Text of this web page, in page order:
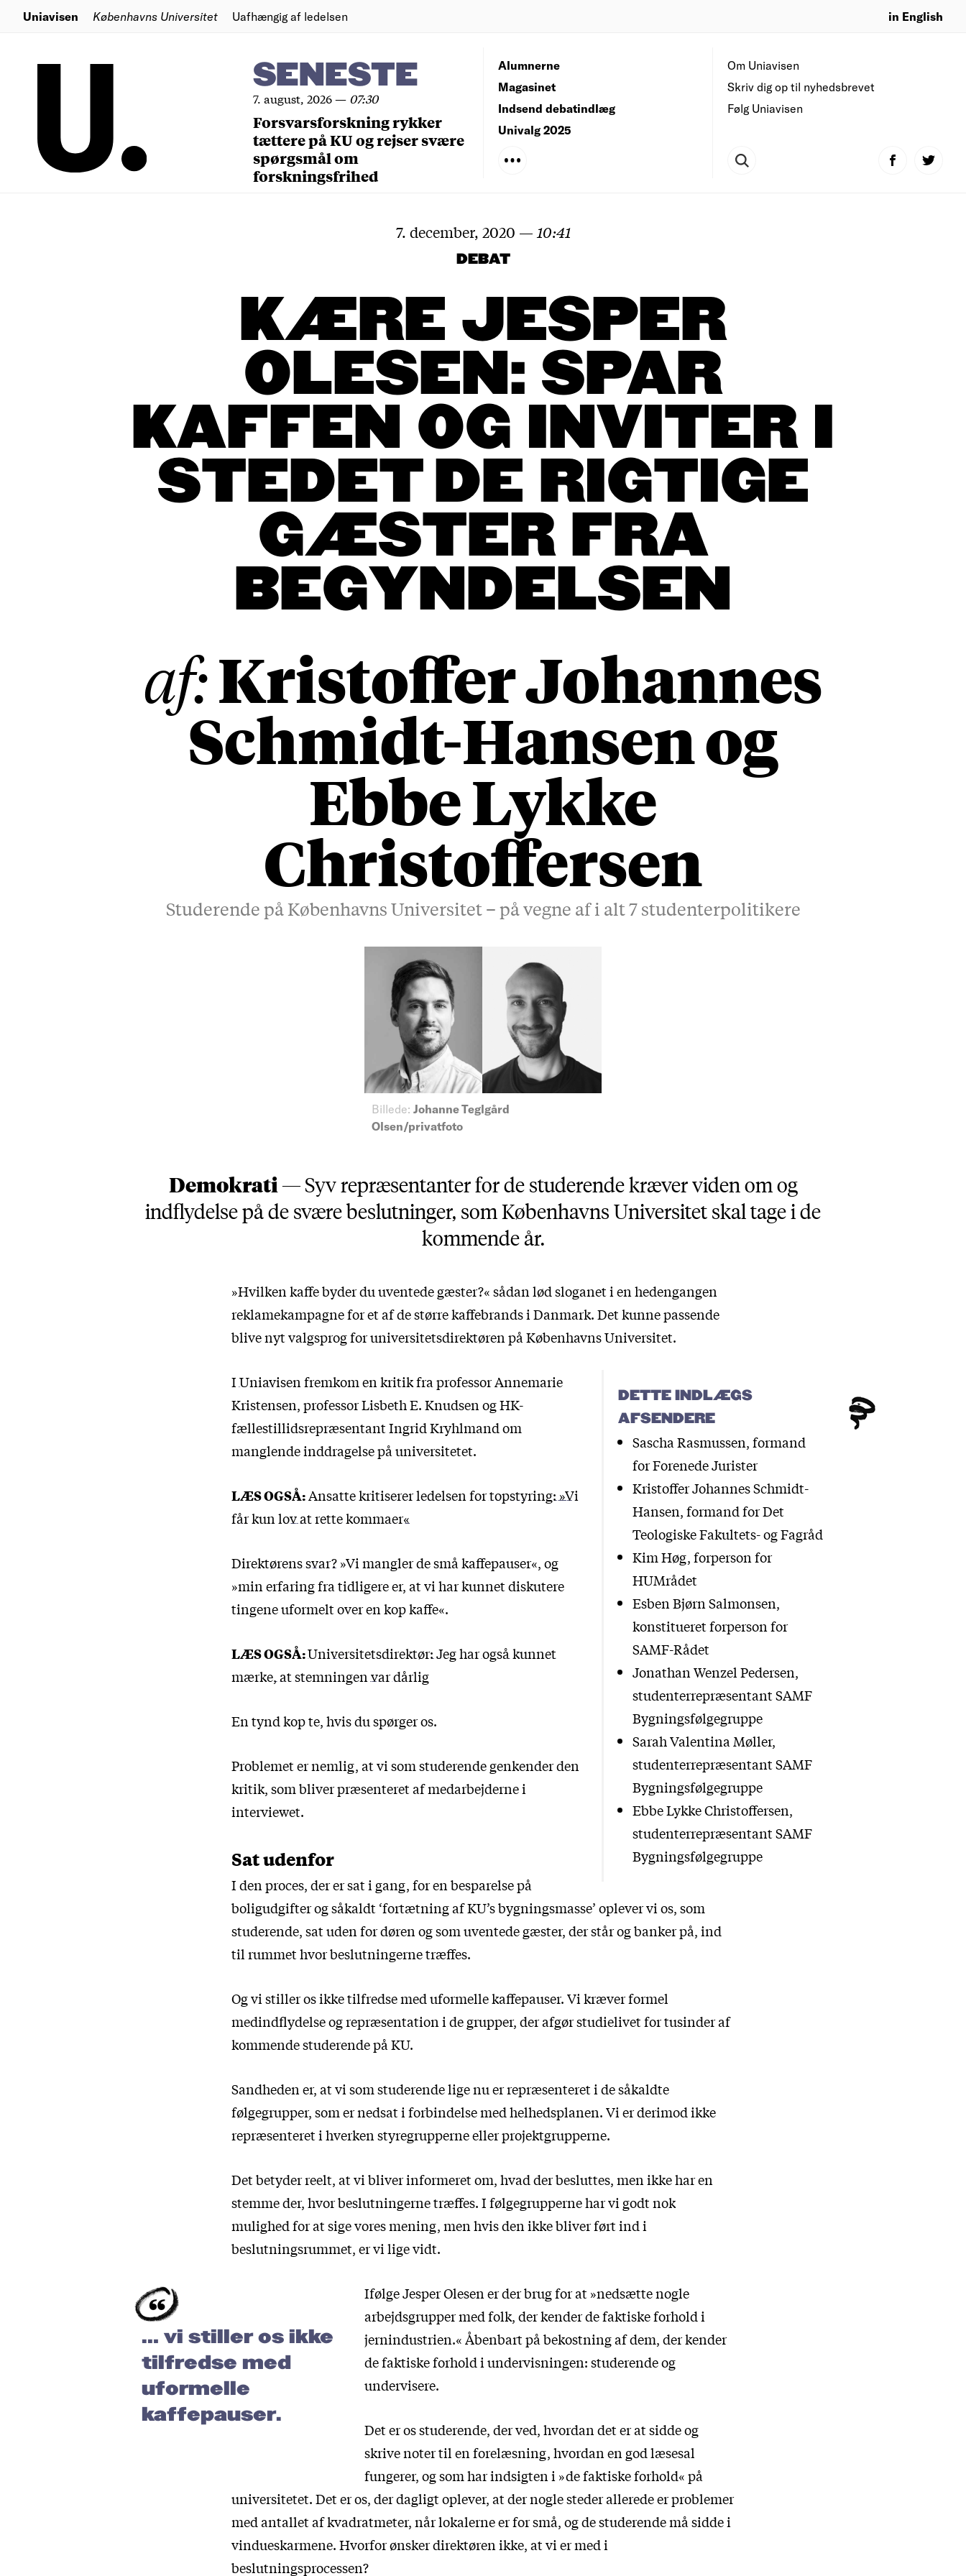
Uniavisen Københavns Universitet Uafhængig af ledelsen in English
SENESTE
7. august, 2026— 07:30
Forsvarsforskning rykker
tættere på KU og rejser svære
spørgsmål om
forskningsfrihed
Om Uniavisen
Skriv dig op til nyhedsbrevet
Følg Uniavisen
Alumnerne
Magasinet
Indsend debatindlæg
Univalg 2025
7. december, 2020 — 10:41
DEBAT
KÆRE JESPER
OLESEN: SPAR
KAFFEN OG INVITER I
STEDET DE RIGTIGE
GÆSTER FRA
BEGYNDELSEN
af:Kristoffer Johannes
Schmidt-Hansen og
Ebbe Lykke
Christoffersen
Studerende på Københavns Universitet – på vegne af i alt 7 studenterpolitikere
Billede: Johanne Teglgård
Olsen/privatfoto
Demokrati — Syv repræsentanter for de studerende kræver viden om og
indflydelse på de svære beslutninger, som Københavns Universitet skal tage i de
kommende år.
»Hvilken kaffe byder du uventede gæster?« sådan lød sloganet i en hedengangen
reklamekampagne for et af de større kaffebrands i Danmark. Det kunne passende
blive nyt valgsprog for universitetsdirektøren på Københavns Universitet.
DETTE INDLÆGS
AFSENDERE
Sascha Rasmussen, formand
for Forenede Jurister
Kristoffer Johannes Schmidt-
Hansen, formand for Det
Teologiske Fakultets- og Fagråd
Kim Høg, forperson for
HUMrådet
Esben Bjørn Salmonsen,
konstitueret forperson for
SAMF-Rådet
Jonathan Wenzel Pedersen,
studenterrepræsentant SAMF
Bygningsfølgegruppe
Sarah Valentina Møller,
studenterrepræsentant SAMF
Bygningsfølgegruppe
Ebbe Lykke Christoffersen,
studenterrepræsentant SAMF
Bygningsfølgegruppe
I Uniavisen fremkom en kritikfra professor Annemarie
Kristensen, professor Lisbeth E. Knudsen og HK-
fællestillidsrepræsentant Ingrid Kryhlmand om
manglende inddragelse på universitetet.
LÆS OGSÅ:Ansatte kritiserer ledelsen for topstyring: »Vi
får kun lov at rette kommaer«
Direktørens svar?»Vi mangler de små kaffepauser«, og
»min erfaring fra tidligere er, at vi har kunnet diskutere
tingene uformelt over en kop kaffe«.
LÆS OGSÅ:Universitetsdirektør: Jeg har også kunnet
mærke, at stemningen var dårlig
En tynd kop te, hvis du spørger os.
Problemet er nemlig, at vi som studerende genkender den
kritik, som bliver præsenteret af medarbejderne i
interviewet.
Sat udenfor
I den proces, der er sat i gang, for en besparelse på
boligudgifter og såkaldt ‘fortætning af KU’s bygningsmasse’ oplever vi os, som
studerende, sat uden for døren og som uventede gæster, der står og banker på, ind
til rummet hvor beslutningerne træffes.
Og vi stiller os ikke tilfredse med uformelle kaffepauser. Vi kræver formel
medindflydelse og repræsentation i de grupper, der afgør studielivet for tusinder af
kommende studerende på KU.
Sandheden er, at vi som studerende lige nu er repræsenteret i de såkaldte
følgegrupper, som er nedsat i forbindelse med helhedsplanen. Vi er derimod ikke
repræsenteret i hverken styregrupperne eller projektgrupperne.
Det betyder reelt, at vi bliver informeret om, hvad der besluttes, men ikke har en
stemme der, hvor beslutningerne træffes. I følgegrupperne har vi godt nok
mulighed for at sige vores mening, men hvis den ikke bliver ført ind i
beslutningsrummet, er vi lige vidt.
… vi stiller os ikke
tilfredse med
uformelle
kaffepauser.
Ifølge Jesper Olesen er der brug for at »nedsætte nogle
arbejdsgrupper med folk, der kender de faktiske forhold i
jernindustrien.« Åbenbart på bekostning af dem, der kender
de faktiske forhold i undervisningen: studerende og
undervisere.
Det er os studerende, der ved, hvordan det er at sidde og
skrive noter til en forelæsning, hvordan en god læsesal
fungerer, og som har indsigten i »de faktiske forhold« på
universitetet. Det er os, der dagligt oplever, at der nogle steder allerede er problemer
med antallet af kvadratmeter, når lokalerne er for små, og de studerende må sidde i
vindueskarmene. Hvorfor ønsker direktøren ikke, at vi er med i
beslutningsprocessen?